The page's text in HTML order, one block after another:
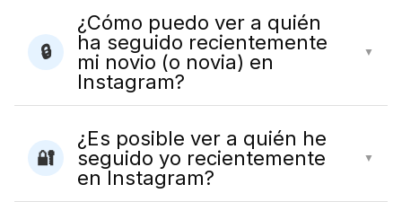
🔒
¿Cómo puedo ver a quién
ha seguido recientemente
mi novio (o novia) en
Instagram?
▼
🔐
¿Es posible ver a quién he
seguido yo recientemente
en Instagram?
▼